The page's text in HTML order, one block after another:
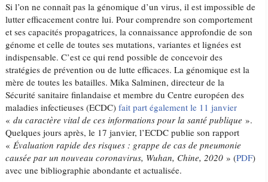
Si l’on ne connaît pas la génomique d’un virus, il est impossible de
lutter efficacement contre lui. Pour comprendre son comportement
et ses capacités propagatrices, la connaissance approfondie de son
génome et celle de toutes ses mutations, variantes et lignées est
indispensable. C’est ce qui rend possible de concevoir des
stratégies de prévention ou de lutte efficaces. La génomique est la
mère de toutes les batailles. Mika Salminen, directeur de la
Sécurité sanitaire finlandaise et membre du Centre européen des
maladies infectieuses (ECDC)fait part également le 11 janvier
«du caractère vital de ces informations pour la santé publique».
Quelques jours après, le 17 janvier, l’ECDC publie son rapport
«Évaluation rapide des risques : grappe de cas de pneumonie
causée par un nouveau coronavirus, Wuhan, Chine, 2020 » (PDF)
avec une bibliographie abondante et actualisée.